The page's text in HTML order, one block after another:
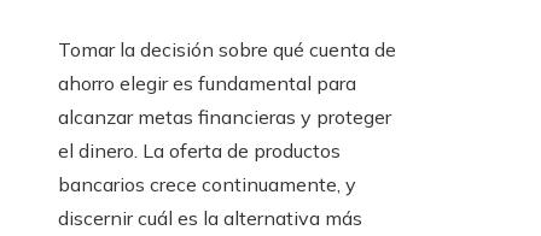
Tomar la decisión sobre qué cuenta de
ahorro elegir es fundamental para
alcanzar metas financieras y proteger
el dinero. La oferta de productos
bancarios crece continuamente, y
discernir cuál es la alternativa más